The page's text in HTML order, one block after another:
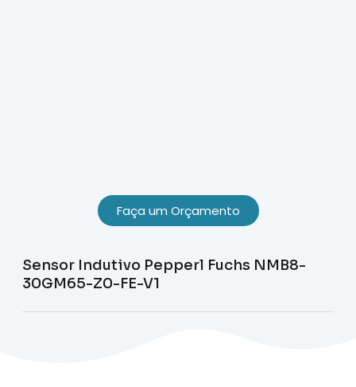
Faça um Orçamento
Sensor Indutivo Pepperl Fuchs NMB8-
30GM65-Z0-FE-V1